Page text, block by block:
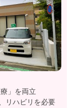
」を両立
リハビリを必要